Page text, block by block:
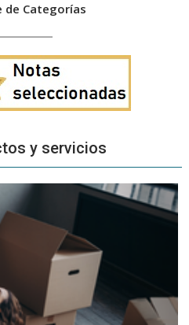
de Categorías
y servicios